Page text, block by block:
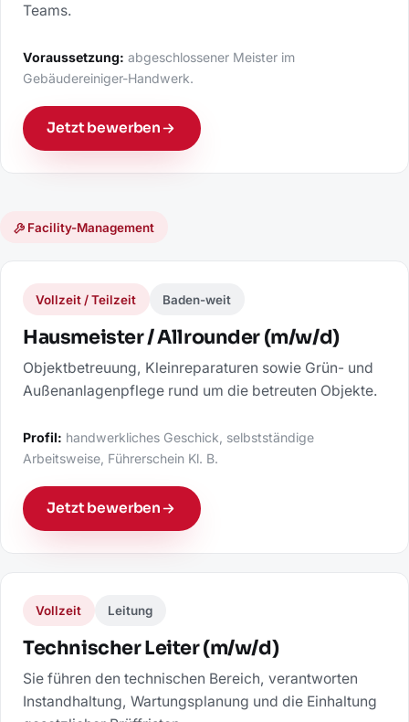
Teams.
Voraussetzung: abgeschlossener Meister im
Gebäudereiniger-Handwerk.
Jetzt bewerben
Facility-Management
Vollzeit / Teilzeit Baden-weit
Hausmeister / Allrounder (m/w/d)
Objektbetreuung, Kleinreparaturen sowie Grün- und
Außenanlagenpflege rund um die betreuten Objekte.
Profil: handwerkliches Geschick, selbstständige
Arbeitsweise, Führerschein Kl. B.
Jetzt bewerben
Vollzeit Leitung
Technischer Leiter (m/w/d)
Sie führen den technischen Bereich, verantworten
Instandhaltung, Wartungsplanung und die Einhaltung